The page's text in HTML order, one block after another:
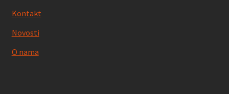
Kontakt
Novosti
O nama